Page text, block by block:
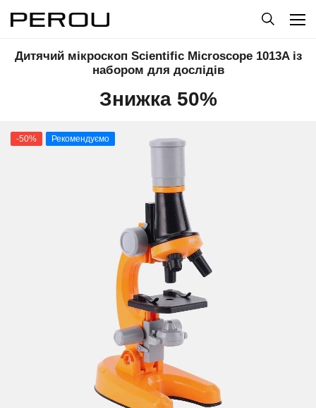
Дитячий мікроскоп Scientific Microscope 1013A із
набором для дослідів
Знижка 50%
-50% Рекомендуємо